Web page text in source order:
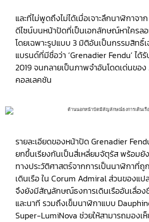
และที่ไม่พูดถึงไม่ได้เมื่อเจาะลึกนาฬิกาจ
ดีไซน์บนหน้าปัดที่เป็นเอกลักษณ์หาใครล
โดยเฉพาะรูปแบบ 3 มิติอันเป็นกรรมสิทธิ์
แบรนด์ที่มีชื่อว่า ‘Grenadier Fendu’ ได้
2019 จนกลายเป็นภาพจำอันโดดเด่นขอ
คอลเลคชัน
รายละเอียดของหน้าปัด Grenadier
ยกขึ้นเรียงกันเป็นสี่เหลี่ยมจัตุรัส พร้อม
ทางประวัติศาสตร์จากการเป็นนาฬิกาที่ถู
เดินเรือ ใน Corum Admiral ส่วนของแ
จึงยังมีสัญลักษณ์ธงการเดินเรืออันเลื่อง
และนาที รวมถึงเข็มนาฬิกาแบบ
Super-LumiNova ช่วยให้สามารถมองเ